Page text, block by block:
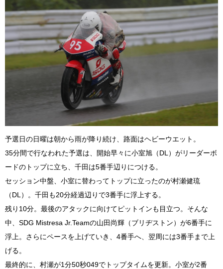
予選日の日曜は朝から雨が降り続け、路面はヘビーウエット。
35分間で行なわれた予選は、開始早々に小室旭（DL）がリーダーボ
ードのトップに立ち、千田は5番手辺りにつける。
セッション中盤、小室に替わってトップに立ったのが村瀬健琉
（DL）。千田も20分経過辺りで3番手に浮上する。
残り10分。最後のアタックに向けてピットインも目立つ。そんな
中、SDG Mistresa Jr.Teamの山田尚輝（ブリヂストン）が6番手に
浮上。さらにペースを上げていき、4番手へ、翌周には3番手まで上
げる。
最終的に、村瀬が1分50秒049でトップタイムを更新。小室が2番